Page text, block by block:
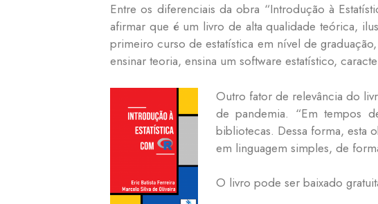
Entre os diferenciais da obra “Introdução à
afirmar que é um livro de alta qualidade teórica,
primeiro curso de estatística em nível de
ensinar teoria, ensina um software estatístico,
Outro fator de relevância do
de pandemia. “Em tempos
bibliotecas. Dessa forma, esta
em linguagem simples, de
O livro pode ser baixado